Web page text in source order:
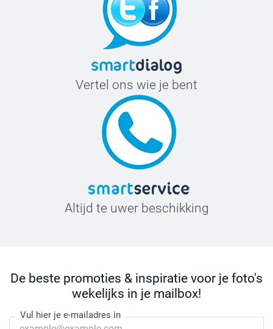
Vertel ons wie je bent
Altijd te uwer beschikking
De beste promoties & inspiratie voor je foto's
wekelijks in je mailbox!
Vul hier je e-mailadres in